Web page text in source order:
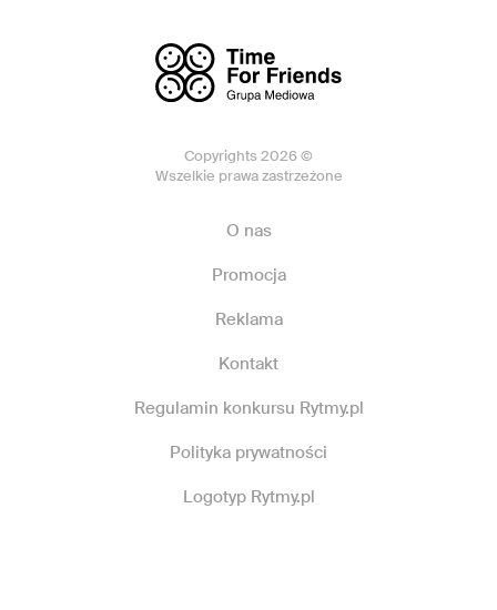
Copyrights 2026 ©
Wszelkie prawa zastrzeżone
O nas
Promocja
Reklama
Kontakt
Regulamin konkursu Rytmy.pl
Polityka prywatności
Logotyp Rytmy.pl